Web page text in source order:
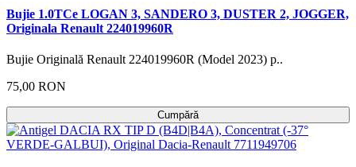
Bujie 1.0TCe LOGAN 3, SANDERO 3, DUSTER 2, JOGGER,
Originala Renault 224019960R
Bujie Originală Renault 224019960R (Model 2023) p..
75,00 RON
Cumpără